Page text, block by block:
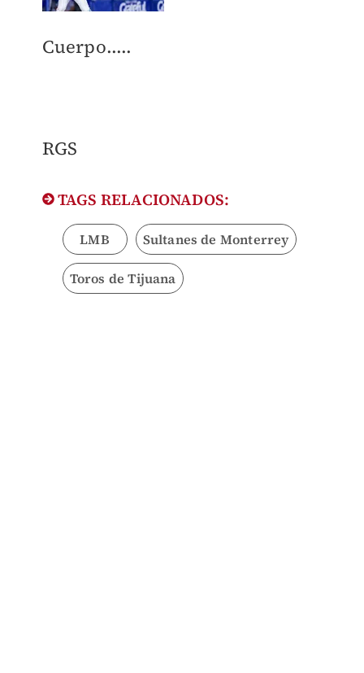
Cuerpo.....
RGS
TAGS RELACIONADOS:
LMB Sultanes de Monterrey
Toros de Tijuana